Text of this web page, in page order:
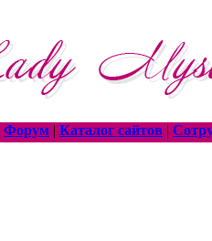
Форум | Каталог сайтов |